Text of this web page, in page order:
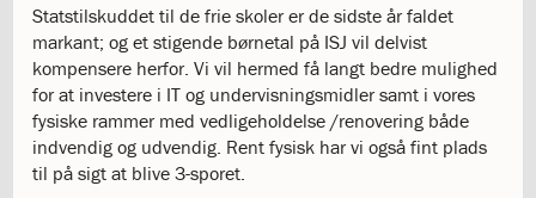
Recycle
1.15:
Historie
1.16:
Bombningen
af
Institut
Jeanne
d’Arc
Statstilskuddet til de frie skoler er de sidste år faldet
markant; og et stigende børnetal på ISJ vil delvist
kompensere herfor. Vi vil hermed få langt bedre mulighed
for at investere i IT og undervisningsmidler samt i vores
fysiske rammer med vedligeholdelse /renovering både
indvendig og udvendig. Rent fysisk har vi også fint plads
til på sigt at blive 3-sporet.